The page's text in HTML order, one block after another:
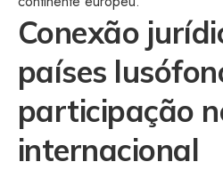
Conexão
países
participação
internacional